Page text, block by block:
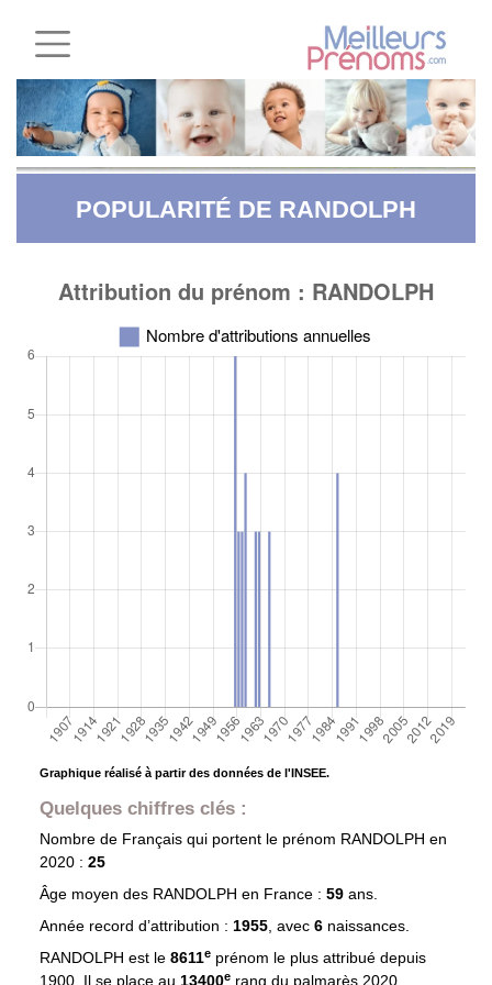
POPULARITÉ DE RANDOLPH
Graphique réalisé à partir des données de l'INSEE.
Quelques chiffres clés :
Nombre de Français qui portent le prénom RANDOLPH en
2020 : 25
Âge moyen des RANDOLPH en France : 59 ans.
Année record d’attribution : 1955, avec 6 naissances.
RANDOLPH est le 8611eprénom le plus attribué depuis
1900. Il se place au 13400e rang du palmarès 2020.